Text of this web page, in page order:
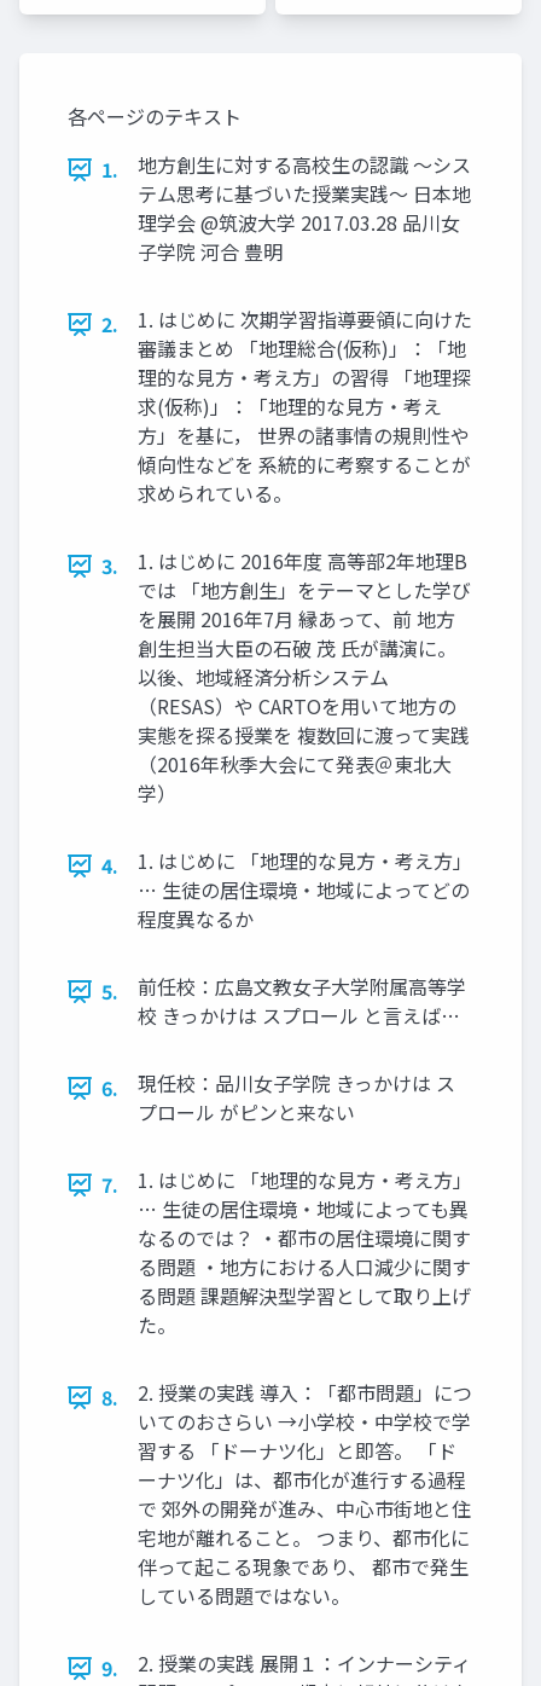
各ページのテキスト
1.
地方創生に対する高校生の認識 〜シス
テム思考に基づいた授業実践〜 日本地
理学会 @筑波大学 2017.03.28 品川女
子学院 河合 豊明
2.
1. はじめに 次期学習指導要領に向けた
審議まとめ 「地理総合(仮称)」：「地
理的な見方・考え方」の習得 「地理探
求(仮称)」：「地理的な見方・考え
方」を基に， 世界の諸事情の規則性や
傾向性などを 系統的に考察することが
求められている。
3.
1. はじめに 2016年度 高等部2年地理B
では 「地方創生」をテーマとした学び
を展開 2016年7月 縁あって、前 地方
創生担当大臣の石破 茂 氏が講演に。
以後、地域経済分析システム
（RESAS）や CARTOを用いて地方の
実態を探る授業を 複数回に渡って実践
（2016年秋季大会にて発表＠東北大
学）
4.
1. はじめに 「地理的な見方・考え方」
… 生徒の居住環境・地域によってどの
程度異なるか
5.
前任校：広島文教女子大学附属高等学
校 きっかけは スプロール と言えば…
6.
現任校：品川女子学院 きっかけは ス
プロール がピンと来ない
7.
1. はじめに 「地理的な見方・考え方」
… 生徒の居住環境・地域によっても異
なるのでは？ ・都市の居住環境に関す
る問題 ・地方における人口減少に関す
る問題 課題解決型学習として取り上げ
た。
8.
2. 授業の実践 導入：「都市問題」につ
いてのおさらい →小学校・中学校で学
習する 「ドーナツ化」と即答。 「ド
ーナツ化」は、都市化が進行する過程
で 郊外の開発が進み、中心市街地と住
宅地が離れること。 つまり、都市化に
伴って起こる現象であり、 都市で発生
している問題ではない。
9.
2. 授業の実践 展開１：インナーシティ